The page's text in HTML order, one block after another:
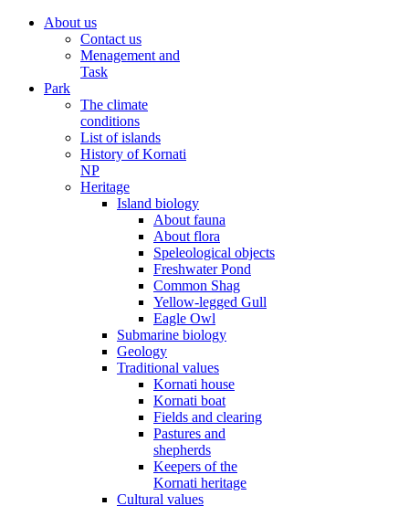
About us
Contact us
Menagement and
Task
Park
The climate
conditions
List of islands
History of Kornati
NP
Heritage
Island biology
About fauna
About flora
Speleological objects
Freshwater Pond
Common Shag
Yellow-legged Gull
Eagle Owl
Submarine biology
Geology
Traditional values
Kornati house
Kornati boat
Fields and clearing
Pastures and
shepherds
Keepers of the
Kornati heritage
Cultural values